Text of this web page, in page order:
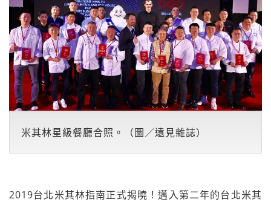
米其林星級餐廳合照。（圖／遠見雜誌）
2019台北米其林指南正式揭曉！邁入第二年的台北米其